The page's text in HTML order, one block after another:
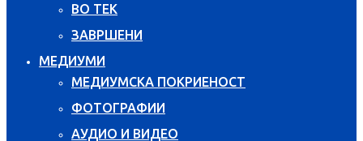
ВО ТЕК
ЗАВРШЕНИ
МЕДИУМИ
МЕДИУМСКА ПОКРИЕНОСТ
ФОТОГРАФИИ
АУДИО И ВИДЕО